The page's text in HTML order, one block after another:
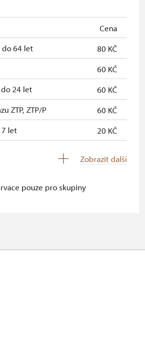
vydaná NPÚneposkytuje se
NPÚ (+ až 3
neposkytuje se
(pouze držitel)neposkytuje se
památky (pouzeneposkytuje se
Cena
do 64 let
80 KČ
60 KČ
24 let
60 KČ
ZTP, ZTP/P
60 KČ
let
20 KČ
(pro školní
osoba)
Zobrazit další
pouze pro skupiny